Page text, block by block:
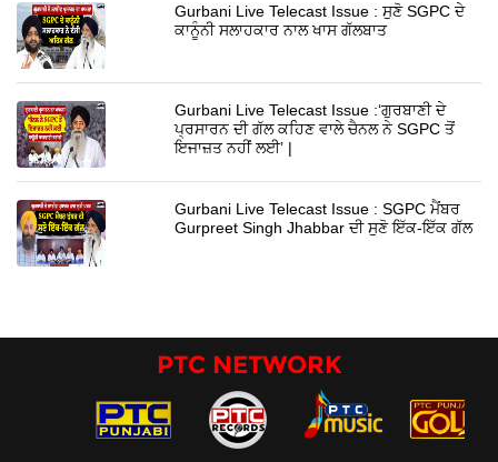
Gurbani Live Telecast Issue : ਸੁਣੋ SGPC ਦੇ
ਕਾਨੂੰਨੀ ਸਲਾਹਕਾਰ ਨਾਲ ਖਾਸ ਗੱਲਬਾਤ
Gurbani Live Telecast Issue :‘ਗੁਰਬਾਣੀ ਦੇ
ਪ੍ਰਸਾਰਨ ਦੀ ਗੱਲ ਕਹਿਣ ਵਾਲੇ ਚੈਨਲ ਨੇ SGPC ਤੋਂ
ਇਜਾਜ਼ਤ ਨਹੀਂ ਲਈ’ |
Gurbani Live Telecast Issue : SGPC ਮੈਂਬਰ
Gurpreet Singh Jhabbar ਦੀ ਸੁਣੋ ਇੱਕ-ਇੱਕ ਗੱਲ
PTC NETWORK